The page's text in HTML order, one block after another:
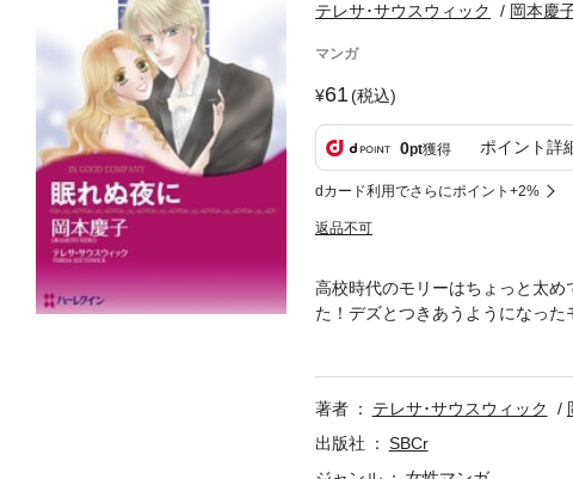
テレサ･サウスウィック 岡本慶
マンガ
61(税込)
0pt獲得 ポイント詳
dカード利用でさらにポイント+2%
返品不可
高校時代のモリーはちょっと太
た！デズとつきあうようになった
の彼は大学進学のため町を出て
著者
テレサ･サウスウィック
出版社
SBCr